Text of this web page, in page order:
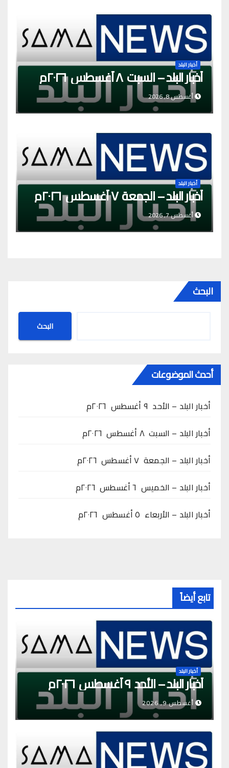
أخبار البلد
أخبار البلد – السبت ٨ أغسطس ٢٠٢٦م
أغسطس 8, 2026
أخبار البلد
أخبار البلد – الجمعة ٧ أغسطس ٢٠٢٦م
أغسطس 7, 2026
البحث
البحث
أحدث الموضوعات
أخبار البلد – الأحد ٩ أغسطس ٢٠٢٦م
أخبار البلد – السبت ٨ أغسطس ٢٠٢٦م
أخبار البلد – الجمعة ٧ أغسطس ٢٠٢٦م
أخبار البلد – الخميس ٦ أغسطس ٢٠٢٦م
أخبار البلد – الأربعاء ٥ أغسطس ٢٠٢٦م
تابع أيضاً
أخبار البلد
أخبار البلد – الأحد ٩ أغسطس ٢٠٢٦م
أغسطس 9, 2026